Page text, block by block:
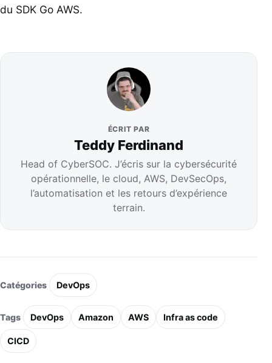
du SDK Go AWS.
ÉCRIT PAR
Teddy Ferdinand
Head of CyberSOC. J’écris sur la cybersécurité
opérationnelle, le cloud, AWS, DevSecOps,
l’automatisation et les retours d’expérience
terrain.
Catégories DevOps
Tags DevOps Amazon AWS Infra as code
CICD